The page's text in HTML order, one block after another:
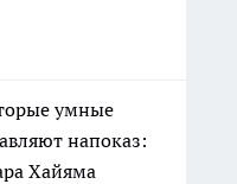
умные
напоказ:
Хайяма